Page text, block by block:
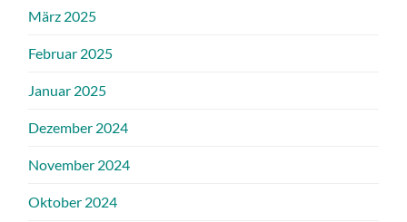
März 2025
Februar 2025
Januar 2025
Dezember 2024
November 2024
Oktober 2024